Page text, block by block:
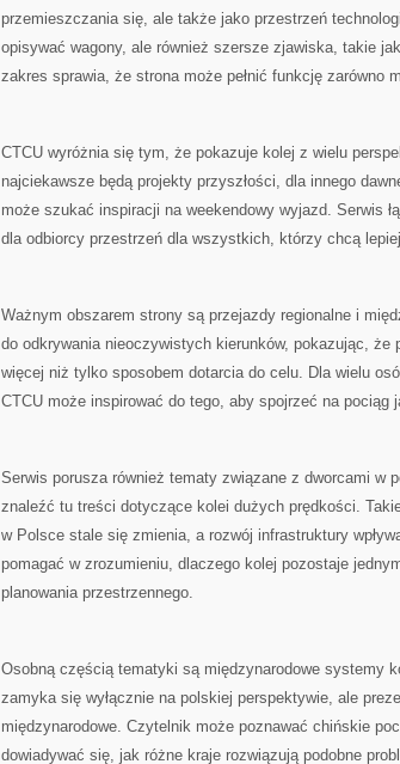
przemieszczania się, ale także jako przestrzeń
opisywać wagony, ale również szersze zjawiska, takie
zakres sprawia, że strona może pełnić funkcję zarówno
CTCU wyróżnia się tym, że pokazuje kolej z wielu
najciekawsze będą projekty przyszłości, dla innego
może szukać inspiracji na weekendowy wyjazd. Serwis
dla odbiorcy przestrzeń dla wszystkich, którzy chcą
Ważnym obszarem strony są przejazdy regionalne i
do odkrywania nieoczywistych kierunków, pokazując, że
więcej niż tylko sposobem dotarcia do celu. Dla wielu
CTCU może inspirować do tego, aby spojrzeć na pociąg
Serwis porusza również tematy związane z dworcami w
znaleźć tu treści dotyczące kolei dużych prędkości.
w Polsce stale się zmienia, a rozwój infrastruktury
pomagać w zrozumieniu, dlaczego kolej pozostaje
planowania przestrzennego.
Osobną częścią tematyki są międzynarodowe systemy
zamyka się wyłącznie na polskiej perspektywie, ale
międzynarodowe. Czytelnik może poznawać chińskie
dowiadywać się, jak różne kraje rozwiązują podobne